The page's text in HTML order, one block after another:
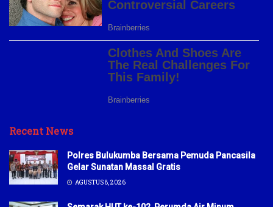
Recent News
Polres Bulukumba Bersama Pemuda Pancasila
Gelar Sunatan Massal Gratis
AGUSTUS 8, 2026